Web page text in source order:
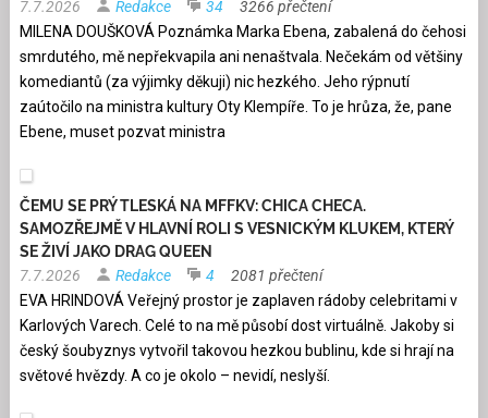
7.7.2026 Redakce 34
3266 přečtení
MILENA DOUŠKOVÁ Poznámka Marka Ebena, zabalená do čehosi
smrdutého, mě nepřekvapila ani nenaštvala. Nečekám od většiny
komediantů (za výjimky děkuji) nic hezkého. Jeho rýpnutí
zaútočilo na ministra kultury Oty Klempíře. To je hrůza, že, pane
Ebene, muset pozvat ministra
ČEMU SE PRÝ TLESKÁ NA MFFKV: CHICA CHECA.
SAMOZŘEJMĚ V HLAVNÍ ROLI S VESNICKÝM KLUKEM, KTERÝ
SE ŽIVÍ JAKO DRAG QUEEN
7.7.2026
Redakce 4
2081 přečtení
EVA HRINDOVÁ Veřejný prostor je zaplaven rádoby celebritami v
Karlových Varech. Celé to na mě působí dost virtuálně. Jakoby si
český šoubyznys vytvořil takovou hezkou bublinu, kde si hrají na
světové hvězdy. A co je okolo – nevidí, neslyší.